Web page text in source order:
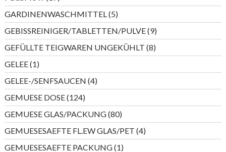
Produkte
GARDINENWASCHMITTEL 55
Produkte
GEBISSREINIGER/TABLETTEN/PULVE 99
Produkte
GEFÜLLTE TEIGWAREN UNGEKÜHLT 88
Produkte
GELEE 11
Produkt
GELEE-/SENFSAUCEN 44
Produkte
GEMUESE DOSE 124124
Produkte
GEMUESE GLAS/PACKUNG 8080
Produkte
GEMUESESAEFTE FL.EW GLAS/PET 44
Produkte
GEMUESESAEFTE PACKUNG 11